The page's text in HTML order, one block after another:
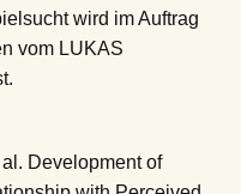
wird im Auftrag
vom LUKAS
Development of